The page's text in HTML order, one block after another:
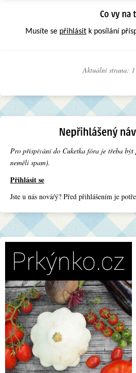
Musíte se přihlásit k posílání
Aktuální strana: 1
Pro přispívání do Cuketka fóra je třeba
neměli spam).
Přihlásit se
Jste u nás nová/ý? Před přihlášením je